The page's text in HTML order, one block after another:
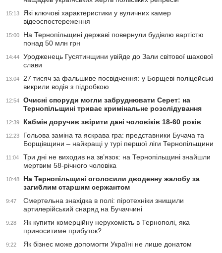
15:13
Які ключові характеристики у вуличних камер
відеоспостереження
15:00
На Тернопільщині державі повернули будівлю вартістю
понад 50 млн грн
14:44
Уродженець Гусятинщини увійде до Зали світової шахової
слави
13:04
27 тисяч за фальшиве посвідчення: у Борщеві поліцейські
викрили водія з підробкою
12:54
Очисні споруди могли забруднювати Серет: на
Тернопільщині триває кримінальне розслідування
12:39 Кабмін доручив звірити дані чоловіків 18-60 років
12:23
Гольова заміна та яскрава гра: представники Бучача та
Борщівщини – найкращі у турі першої ліги Тернопільщини
11:04
Три дні не виходив на зв’язок: на Тернопільщині знайшли
мертвим 58-річного чоловіка
10:48
На Тернопільщині оголосили дводенну жалобу за
загиблим старшим сержантом
9:47
Смертельна знахідка в полі: піротехніки знищили
артилерійський снаряд на Бучаччині
9:28
Як купити комерційну нерухомість в Тернополі, яка
приноситиме прибуток?
9:22 Як бізнес може допомогти Україні не лише донатом